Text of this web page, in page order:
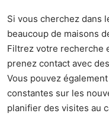
Si vous cherchez dans
beaucoup de maisons
Filtrez votre recherche
prenez contact avec
Vous pouvez
constantes sur les
planifier des visites au